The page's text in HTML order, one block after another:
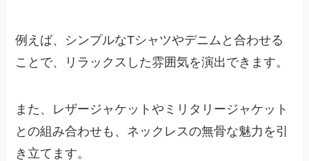
例えば、シンプルなTシャツやデニムと合わせる
ことで、リラックスした雰囲気を演出できます。
また、レザージャケットやミリタリージャケット
との組み合わせも、ネックレスの無骨な魅力を引
き立てます。